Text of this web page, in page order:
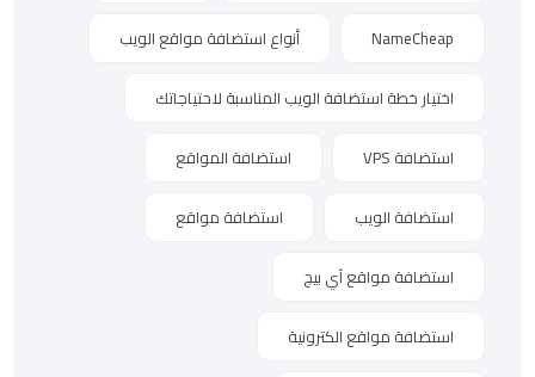
NameCheap أنواع استضافة مواقع الويب
اختيار خطة استضافة الويب المناسبة لاحتياجاتك
استضافة VPS استضافة المواقع
استضافة الويب استضافة مواقع
استضافة مواقع آي بيج
استضافة مواقع الكترونية